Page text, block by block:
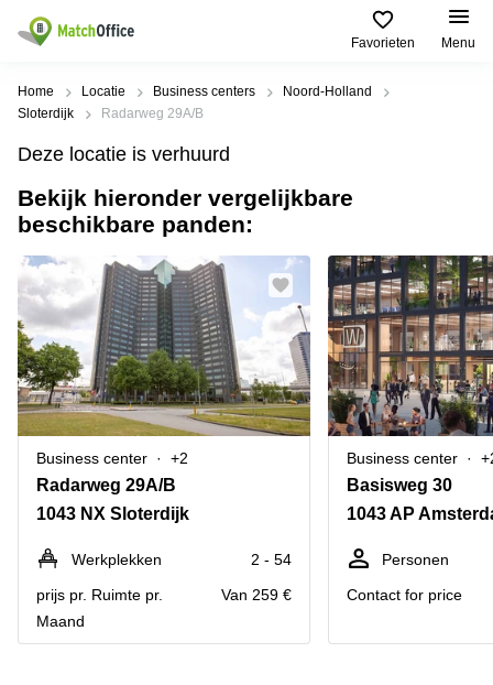
Favorieten Menu
Huren / Verhuren
Productpagina's
Kantoorruimten
Business
Flexplekken
Coworking
Spaces
Vergaderruimten
Virtueel
Kantoor
Bedrijfsruimte
Populaire
Steden
Alkmaar
Oost
Amsterdam
Westpoort
Bergen
op
Zoom
Amersfoort
Breda
Hengelo
Hilversum
Hoofddorp
Deventer
Populaire
zoekopdrachten
Kantoorruimte
in Breda
Kantoor
huren
Bergen
op
Zoom
Kantoor
huren
Tiel
Kantoor
huren
Reeuwijk
Business
Arnhem
Help
Over ons
Voeg je kantoorruimte toe
Huurprijs
Log in
Home Locatie Business centers
Noord-Holland
Sloterdijk
Radarweg 29A/B
Deze locatie is verhuurd
Bekijk hieronder vergelijkbare
beschikbare panden:
Business center +2
Radarweg 29A/B
1043 NX Sloterdijk
Werkplekken
2 - 54
prijs pr. Ruimte pr.
Maand
Van 259 €
Business center
Basisweg 30
Personen
Contact for price